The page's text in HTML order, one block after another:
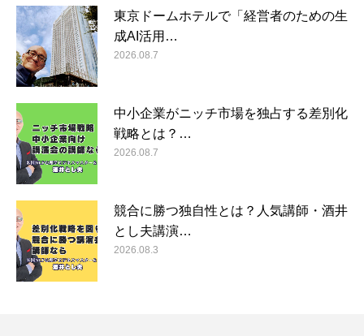
東京ドームホテルで「経営者のための生
成AI活用…
2026.08.7
中小企業がニッチ市場を独占する差別化
戦略とは？…
2026.08.7
競合に勝つ独自性とは？人気講師・酒井
とし夫講演…
2026.08.3